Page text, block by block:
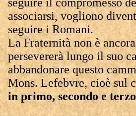
associarsi, vogliono
seguire i Romani.
La Fraternità non è
persevererà lungo il suo
abbandonare questo
Mons. Lefebvre, cioè sul
in primo, secondo e